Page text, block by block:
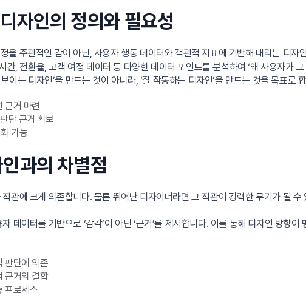
자인의 정의와 필요성
을 주관적인 감이 아닌, 사용자 행동 데이터와 객관적 지표에 기반해 내리는 디자
간, 전환율, 고객 여정 데이터 등 다양한 데이터 포인트를 분석하여 ‘왜 사용자가
이는 디자인’을 만드는 것이 아니라, ‘잘 작동하는 디자인’을 만드는 것을 목표로
근거 마련
단 근거 확보
가능
과의 차별점
관에 크게 의존합니다. 물론 뛰어난 디자이너라면 그 직관이 강력한 무기가 될
데이터를 기반으로 ‘감각’이 아닌 ‘근거’를 제시합니다. 이를 통해 디자인 방향
판단에 의존
근거의 결합
프로세스